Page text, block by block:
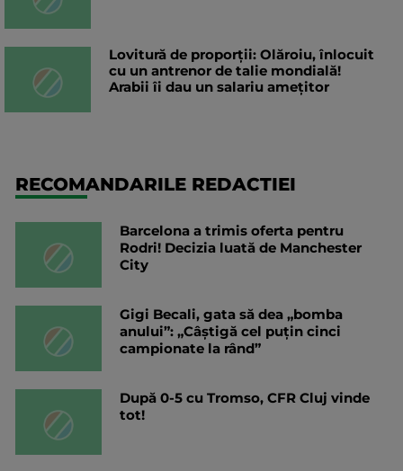
Lovitură de proporții: Olăroiu, înlocuit
cu un antrenor de talie mondială!
Arabii îi dau un salariu amețitor
RECOMANDARILE REDACTIEI
Barcelona a trimis oferta pentru
Rodri! Decizia luată de Manchester
City
Gigi Becali, gata să dea „bomba
anului”: „Câștigă cel puțin cinci
campionate la rând”
După 0-5 cu Tromso, CFR Cluj vinde
tot!